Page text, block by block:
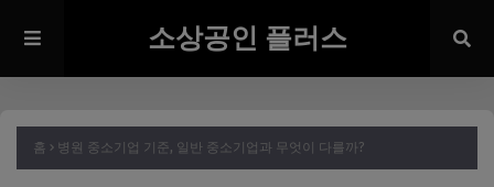
소상공인 플러스
홈 병원 중소기업 기준, 일반 중소기업과 무엇이 다를까?